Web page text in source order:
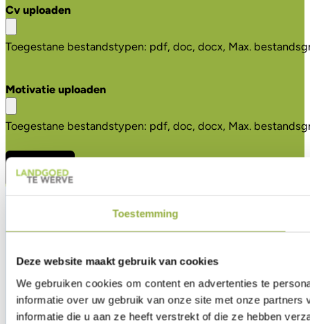
Toestemming
Deze website maakt gebruik van cookies
We gebruiken cookies om content en advertenties te
informatie over uw gebruik van onze site met onze
informatie die u aan ze heeft verstrekt of die ze hebben
Cv uploaden
Toegestane bestandstypen: pdf, doc, docx, Max.
Motivatie uploaden
Toegestane bestandstypen: pdf, doc, docx, Max.
Sfeerimpressie